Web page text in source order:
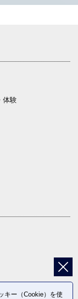
体験
キー（Cookie）を使